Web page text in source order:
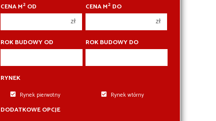
4 pokoje
6 pokoi
4 pokoje
6 pokoi
CENA M2 OD
zł
CENA M2DO
zł
ROK BUDOWY OD ROK BUDOWY DO
RYNEK
Rynek pierwotny Rynek wtórny
DODATKOWE OPCJE